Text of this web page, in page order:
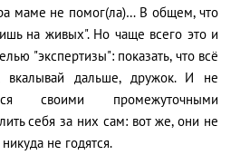
маме не помог(ла)… В общем, что
на живых". Но чаще всего это и
"экспертизы": показать, что всё
вкалывай дальше, дружок. И не
своими промежуточными
себя за них сам: вот же, они не
не годятся.